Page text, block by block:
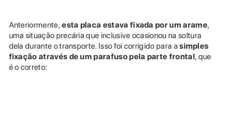
Anteriormente,esta placa estava fixada por um arame,
uma situação precária que inclusive ocasionou na soltura
dela durante o transporte. Isso foi corrigido para asimples
fixação através de um parafuso pela parte frontal, que
é o correto: